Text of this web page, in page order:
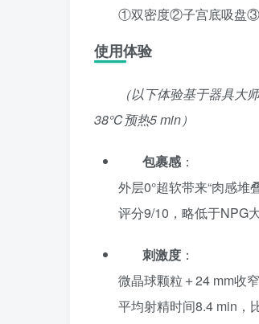
①双密度②子宫底吸盘③
使用体验
（以下体验基于器具
38℃预热5 min）
包裹感 ：
外层0°超软带来“肉感堆
评分9/10，略低于NPG
刺激度 ：
微晶球颗粒＋24 mm收
平均射精时间8.4 min，